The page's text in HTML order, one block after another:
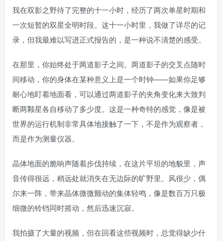
我在双影之野待了完整的十一小时，经历了两次单星时期和
一次短暂的双星全明时段。这十一小时里，我做了详尽的记
录，但我最难以写进正式报告的，是一种说不清楚的感受。
在那里，你始终处于两道影子之间。两道影子的交叉点随时
间移动，你的身体在某种意义上是一个时钟——如果你足够
耐心地盯着地面看，可以通过两道影子的夹角变化来大致判
断两颗星各自移动了多少度。这是一种奇特的感觉，像是被
世界的运行机制非常具体地接触了一下，不是作为观察者，
而是作为测量仪器。
晶体地面的脆响声随着步伐持续，在这片平坦的地貌里，声
音传得很远，稍远处就消失在无边际的旷野里。风很少，偶
尔来一阵，带来晶体微微颤动的集体轻鸣，像是数百万只极
细微的铃铛同时摇动，然后迅速沉寂。
我拍摄了大量的视频，但在回看这些视频时，总觉得缺少什